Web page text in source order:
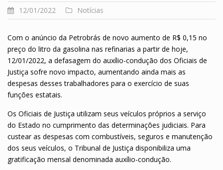
12/01/2022 Notícias
Com o anúncio da Petrobrás de novo aumento de R$ 0,15 no
preço do litro da gasolina nas refinarias a partir de hoje,
12/01/2022, a defasagem do auxílio-condução dos Oficiais de
Justiça sofre novo impacto, aumentando ainda mais as
despesas desses trabalhadores para o exercício de suas
funções estatais.
Os Oficiais de Justiça utilizam seus veículos próprios a serviço
do Estado no cumprimento das determinações judiciais. Para
custear as despesas com combustíveis, seguros e manutenção
dos seus veículos, o Tribunal de Justiça disponibiliza uma
gratificação mensal denominada auxílio-condução.